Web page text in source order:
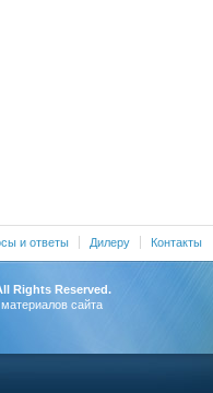
и ответы Дилеру Контакты
Rights Reserved.
сайта